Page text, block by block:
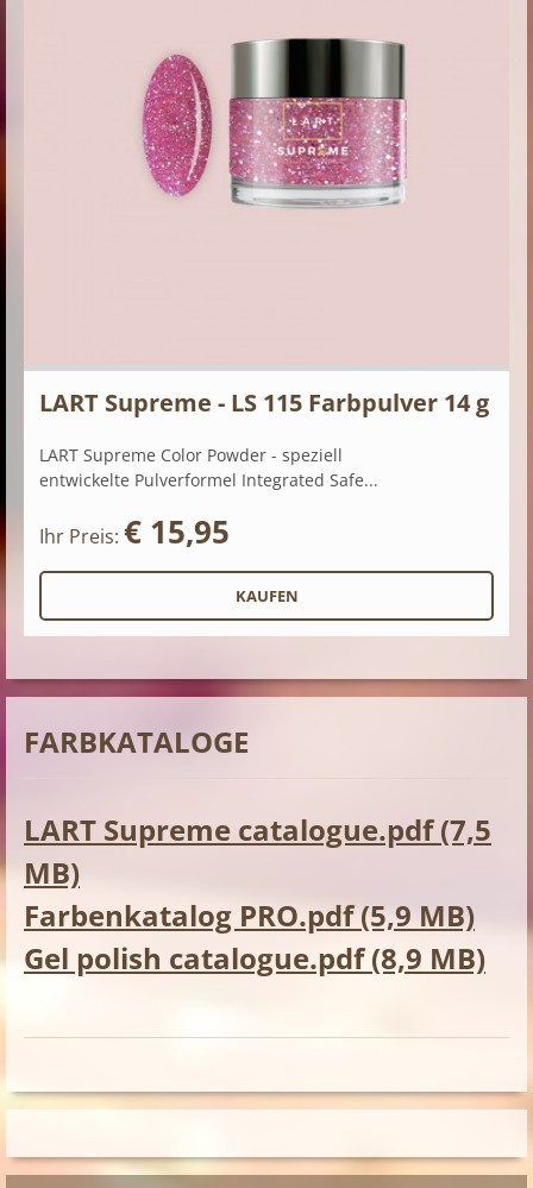
LART Supreme - LS 115 Farbpulver 14 g
LART Supreme Color Powder - speziell
entwickelte Pulverformel Integrated Safe...
Ihr Preis: € 15,95
FARBKATALOGE
LART Supreme catalogue.pdf (7,5
MB)
Farbenkatalog PRO.pdf (5,9 MB)
Gel polish catalogue.pdf (8,9 MB)